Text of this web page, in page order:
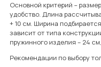
Основной критерий –
удобство. Длина
+ 10 см. Ширина
зависит от типа
пружинного изделия – 24
Рекомендации по выбору